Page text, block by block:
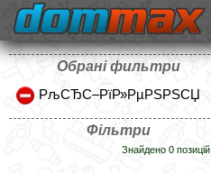
Обрані фильтри
РљСЂС–РїР»РµРЅРЅСЏ
Фільтри
Знайдено 0 позицій